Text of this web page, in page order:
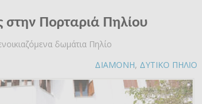
στην Πορταριά Πηλίου
δωμάτια Πηλίο
ΔΙΑΜΟΝΗ, ΔΥΤΙΚΟ ΠΗΛΙΟ